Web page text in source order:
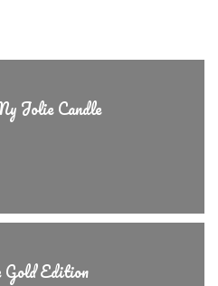
Jolie Candle
Edition